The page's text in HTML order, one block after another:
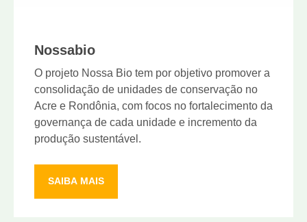
Nossabio
O projeto Nossa Bio tem por objetivo promover a
consolidação de unidades de conservação no
Acre e Rondônia, com focos no fortalecimento da
governança de cada unidade e incremento da
produção sustentável.
SAIBA MAIS